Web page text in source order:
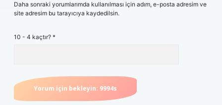
Daha sonraki yorumlarımda kullanılması için adım, e-posta adresim ve
site adresim bu tarayıcıya kaydedilsin.
10 - 4 kaçtır? *